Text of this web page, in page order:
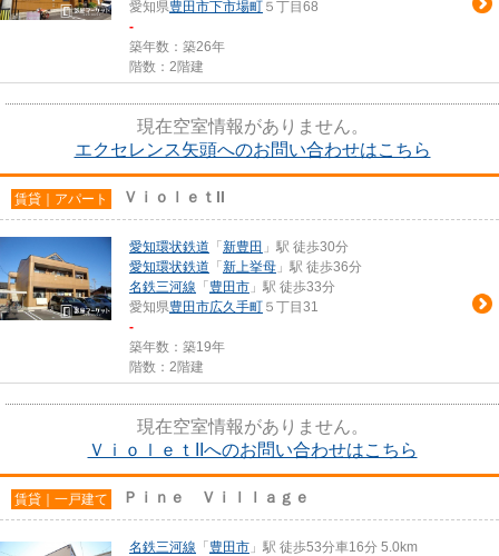
愛知県豊田市下市場町 ５丁目68
-
築年数：築26年
階数：2階建
現在空室情報がありません。
エクセレンス矢頭へのお問い合わせはこちら
賃貸｜アパート ＶｉｏｌｅｔII
愛知環状鉄道 「 新豊田 」駅 徒歩30分
愛知環状鉄道 「 新上挙母 」駅 徒歩36分
名鉄三河線 「 豊田市 」駅 徒歩33分
愛知県豊田市広久手町 ５丁目31
-
築年数：築19年
階数：2階建
現在空室情報がありません。
ＶｉｏｌｅｔIIへのお問い合わせはこちら
賃貸｜一戸建て Ｐｉｎｅ Ｖｉｌｌａｇｅ
名鉄三河線 「 豊田市 」駅 徒歩53分車16分 5.0km